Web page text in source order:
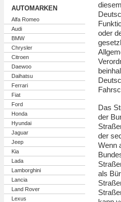
AUTOMARKEN
Alfa Romeo
Audi
BMW
Chrysler
Citroen
Daewoo
Daihatsu
Ferrari
Fiat
Ford
Honda
Hyundai
Jaguar
Jeep
Kia
Lada
Lamborghini
Lancia
Land Rover
Lexus
oder
Das
der
der
Wenn
als